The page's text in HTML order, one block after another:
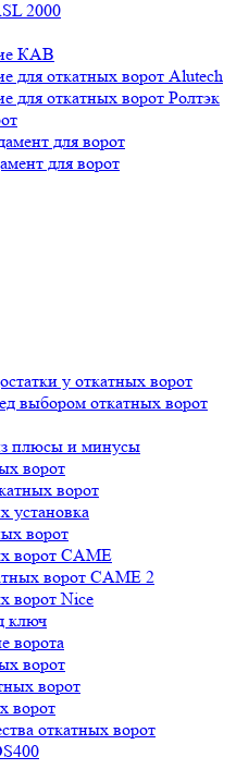
2000
КАВ
для откатных ворот Alutech
для откатных ворот Ролтэк
для ворот
для ворот
у откатных ворот
выбором откатных ворот
плюсы и минусы
ворот
ворот
установка
ворот
ворот CAME
ворот CAME 2
ворот Nice
ключ
ворота
ворот
ворот
ворот
откатных ворот